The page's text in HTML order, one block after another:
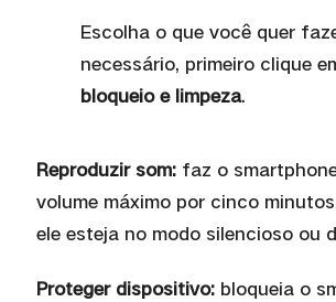
Escolha o que você quer
necessário, primeiro clique
bloqueio e limpeza.
Reproduzir som: faz o
volume máximo por cinco
ele esteja no modo silencioso ou
Proteger dispositivo: bloqueia o